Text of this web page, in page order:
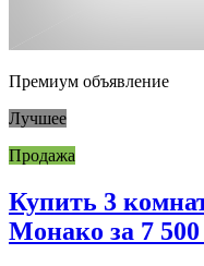
Премиум объявление
Лучшее
Продажа
Купить 3
Монако за 7